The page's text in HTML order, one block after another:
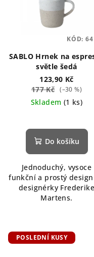
SABLO Hrnek na
světle šedá
123,90 Kč
177 Kč (–30 %)
Skladem (1 ks)
Do košíku
Jednoduchý, vysoce
funkční a prostý design
designérky Frederike
Martens.
KÓD:
POSLEDNÍ KUSY